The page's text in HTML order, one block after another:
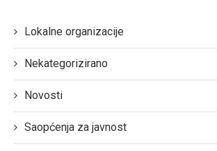
Lokalne organizacije
Nekategorizirano
Novosti
Saopćenja za javnost